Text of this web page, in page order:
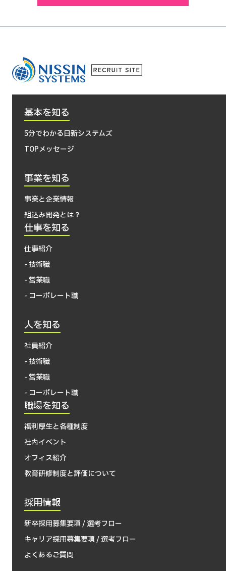
基本を知る
5分でわかる日新システムズ
TOPメッセージ
事業を知る
事業と企業情報
組込み開発とは？
仕事を知る
仕事紹介
- 技術職
- 営業職
- コーポレート職
人を知る
社員紹介
- 技術職
- 営業職
- コーポレート職
職場を知る
福利厚生と各種制度
社内イベント
オフィス紹介
教育研修制度と評価について
採用情報
新卒採用募集要項 / 選考フロー
キャリア採用募集要項 / 選考フロー
よくあるご質問